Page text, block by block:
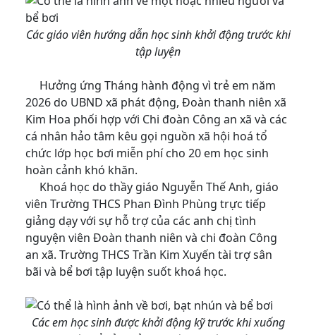
Các giáo viên hướng dẫn học sinh khởi động trước khi
tập luyện
Hưởng ứng Tháng hành động vì trẻ em năm
2026 do UBND xã phát động, Đoàn thanh niên xã
Kim Hoa phối hợp với Chi đoàn Công an xã và các
cá nhân hảo tâm kêu gọi nguồn xã hội hoá tổ
chức lớp học bơi miễn phí cho 20 em học sinh
hoàn cảnh khó khăn.
Khoá học do thầy giáo Nguyễn Thế Anh, giáo
viên Trường THCS Phan Đình Phùng trực tiếp
giảng dạy với sự hỗ trợ của các anh chị tình
nguyện viên Đoàn thanh niên và chi đoàn Công
an xã. Trường THCS Trần Kim Xuyến tài trợ sân
bãi và bể bơi tập luyện suốt khoá học.
Các em học sinh được khởi động kỹ trước khi xuống